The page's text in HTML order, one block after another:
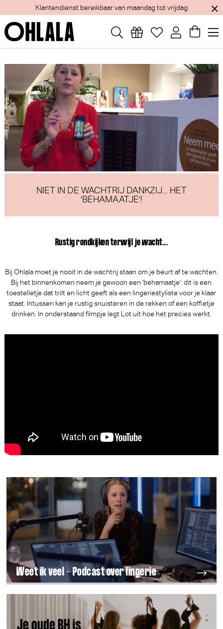
Jaarlijks verlof van 1 tem 15 augustus - Webshop blijft open
NIET IN DE WACHTRIJ DANKZIJ... HET
'BEHAMAATJE'!
Rustig rondkijken terwijl je wacht...
Bij Ohlala moet je nooit in de wachtrij staan om je beurt af te wachten.
Bij het binnenkomen neem je gewoon een 'behamaatje': dit is een
toestelletje dat trilt en licht geeft als een lingeriestyliste voor je klaar
staat. Intussen kan je rustig snuisteren in de rekken of een koffietje
drinken. In onderstaand filmpje legt Lot uit hoe het precies werkt.
Weet ik veel - Podcast over lingerie